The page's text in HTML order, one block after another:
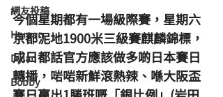
網友投稿
Homan
Dylan
Bobby
今個星期都有一場級際賽，星期六
京都泥地1900米三級賽麒麟錦標，
成日都話官方應該做多啲日本賽日
轉播，啱啱新鮮滾熱辣、喺大阪盃